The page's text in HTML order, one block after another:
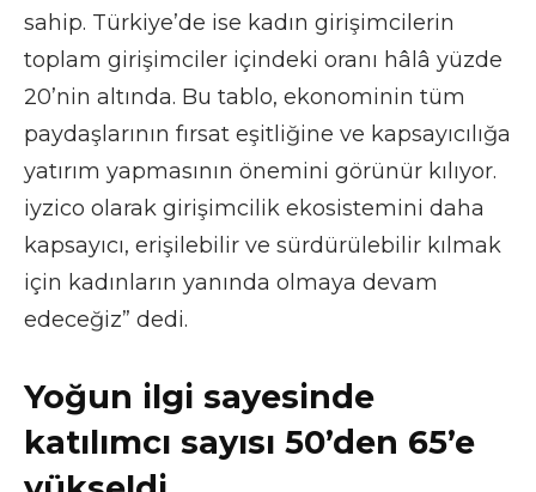
sahip. Türkiye’de ise kadın girişimcilerin
toplam girişimciler içindeki oranı hâlâ yüzde
20’nin altında. Bu tablo, ekonominin tüm
paydaşlarının fırsat eşitliğine ve kapsayıcılığa
yatırım yapmasının önemini görünür kılıyor.
iyzico olarak girişimcilik ekosistemini daha
kapsayıcı, erişilebilir ve sürdürülebilir kılmak
için kadınların yanında olmaya devam
edeceğiz” dedi.
Yoğun ilgi sayesinde
katılımcı sayısı 50’den 65’e